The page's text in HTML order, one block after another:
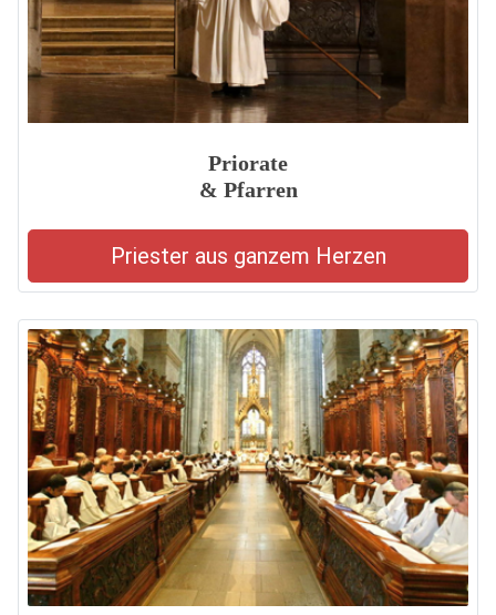
Priorate
& Pfarren
Priester aus ganzem Herzen